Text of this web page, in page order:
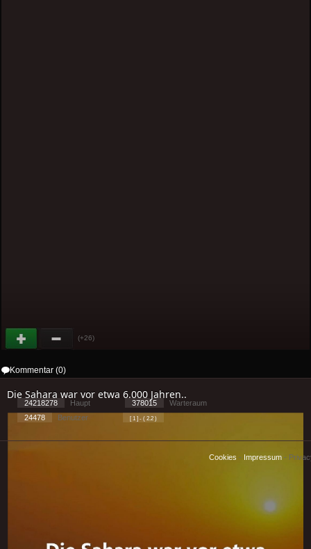
(+26)
Kommentar (0)
Die Sahara war vor etwa 6.000 Jahren..
24218278 Haupt 378015
Warteraum
24478
Benutzer [ 1 ] - ( 2.2 )
Cookies - Impressum -